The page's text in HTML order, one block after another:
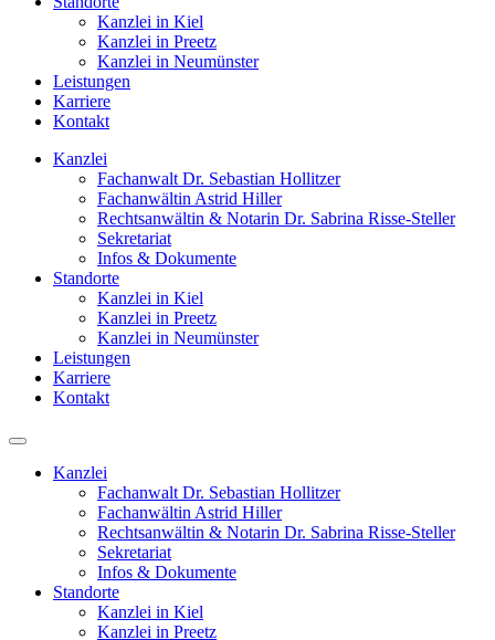
Kanzlei in Kiel
Kanzlei in Preetz
Kanzlei in Neumünster
Leistungen
Karriere
Kontakt
Kanzlei
Fachanwalt Dr. Sebastian Hollitzer
Fachanwältin Astrid Hiller
Rechtsanwältin & Notarin Dr. Sabrina Risse-Steller
Sekretariat
Infos & Dokumente
Standorte
Kanzlei in Kiel
Kanzlei in Preetz
Kanzlei in Neumünster
Leistungen
Karriere
Kontakt
Kanzlei
Fachanwalt Dr. Sebastian Hollitzer
Fachanwältin Astrid Hiller
Rechtsanwältin & Notarin Dr. Sabrina Risse-Steller
Sekretariat
Infos & Dokumente
Standorte
Kanzlei in Kiel
Kanzlei in Preetz